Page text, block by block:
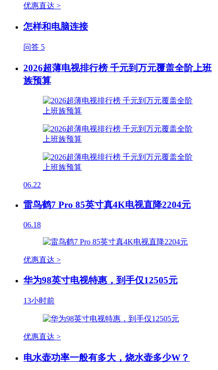
优惠直达 >
怎样和电脑连接
问答 5
2026超薄电视排行榜 千元到万元覆盖全阶上班
族预算
06.22
雷鸟鹤7 Pro 85英寸真4K电视直降2204元
06.18
优惠直达 >
华为98英寸电视特惠，到手仅12505元
13小时前
优惠直达 >
电水壶功率一般有多大，烧水壶多少W？